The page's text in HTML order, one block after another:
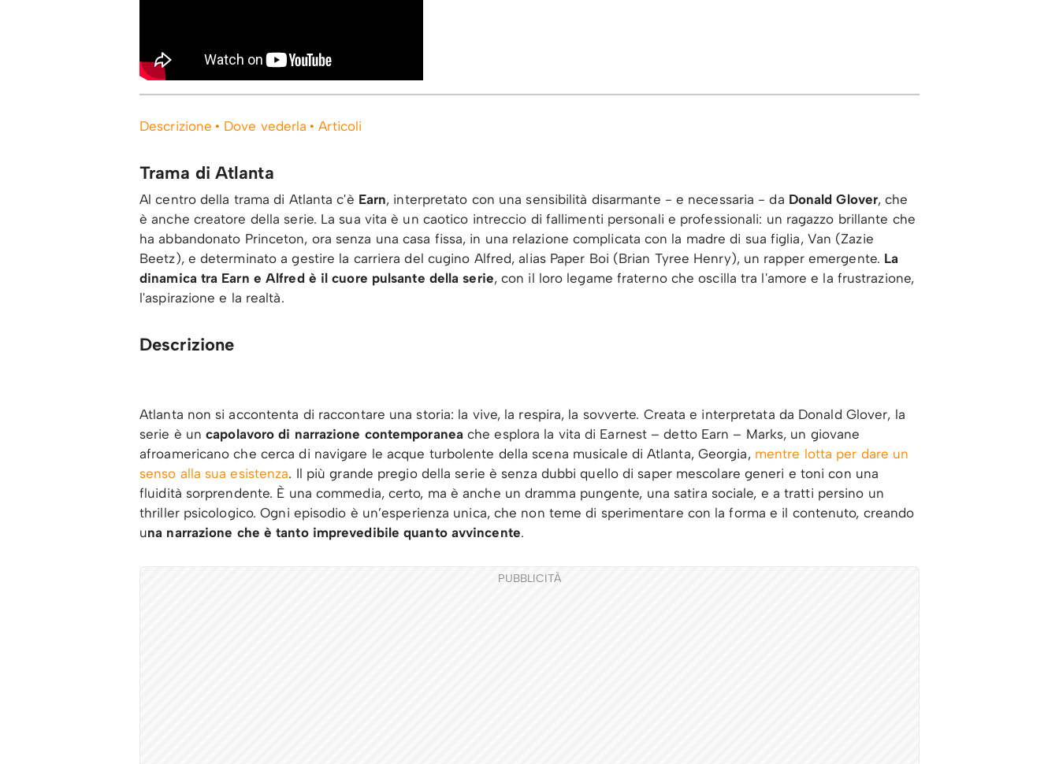
Descrizione Dove vederla Articoli
Trama di Atlanta
Al centro della trama di Atlanta c'è Earn, interpretato con una sensibilità disarmante - e necessaria - da Donald Glover, che
è anche creatore della serie. La sua vita è un caotico intreccio di fallimenti personali e professionali: un ragazzo brillante che
ha abbandonato Princeton, ora senza una casa fissa, in una relazione complicata con la madre di sua figlia, Van (Zazie
Beetz), e determinato a gestire la carriera del cugino Alfred, alias Paper Boi (Brian Tyree Henry), un rapper emergente. La
dinamica tra Earn e Alfred è il cuore pulsante della serie, con il loro legame fraterno che oscilla tra l'amore e la frustrazione,
l'aspirazione e la realtà.
Descrizione
Atlanta non si accontenta di raccontare una storia: la vive, la respira, la sovverte. Creata e interpretata da Donald Glover, la
serie è uncapolavoro di narrazione contemporanea che esplora la vita di Earnest – detto Earn – Marks, un giovane
afroamericano che cerca di navigare le acque turbolente della scena musicale di Atlanta, Georgia, mentre lotta per dare un
senso alla sua esistenza. Il più grande pregio della serie è senza dubbi quello di saper mescolare generi e toni con una
fluidità sorprendente. È una commedia, certo, ma è anche un dramma pungente, una satira sociale, e a tratti persino un
thriller psicologico. Ogni episodio è un’esperienza unica, che non teme di sperimentare con la forma e il contenuto, creando
una narrazione che è tanto imprevedibile quanto avvincente.
PUBBLICITÀ